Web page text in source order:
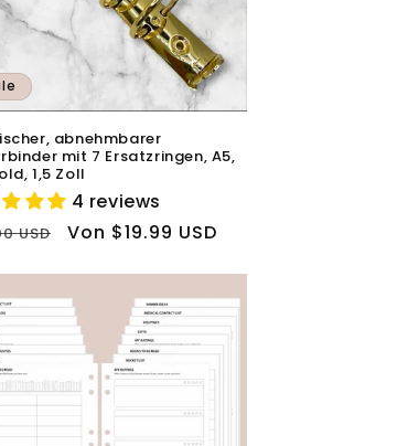
abnehmbarer
mit 7 Ersatzringen, A5,
1,5 Zoll
4 reviews
USD Verkaufspreis
Von $19.99 USD